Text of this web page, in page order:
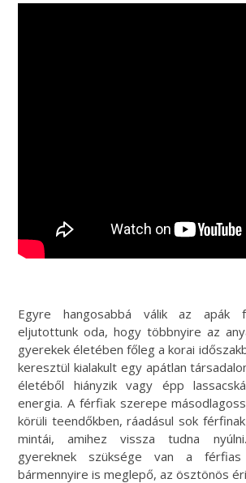
Egyre hangosabbá válik az apák
eljutottunk oda, hogy többnyire az
gyerekek életében főleg a korai
keresztül kialakult egy apátlan
életéből hiányzik vagy épp
energia. A férfiak szerepe
körüli teendőkben, ráadásul sok
mintái, amihez vissza tudna
gyereknek szüksége van a
bármennyire is meglepő, az ösztönös